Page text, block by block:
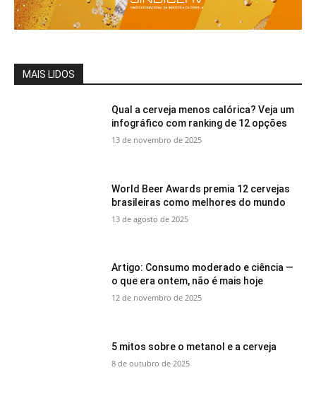
MAIS LIDOS
Qual a cerveja menos calórica? Veja um
infográfico com ranking de 12 opções
13 de novembro de 2025
World Beer Awards premia 12 cervejas
brasileiras como melhores do mundo
13 de agosto de 2025
Artigo: Consumo moderado e ciência —
o que era ontem, não é mais hoje
12 de novembro de 2025
5 mitos sobre o metanol e a cerveja
8 de outubro de 2025